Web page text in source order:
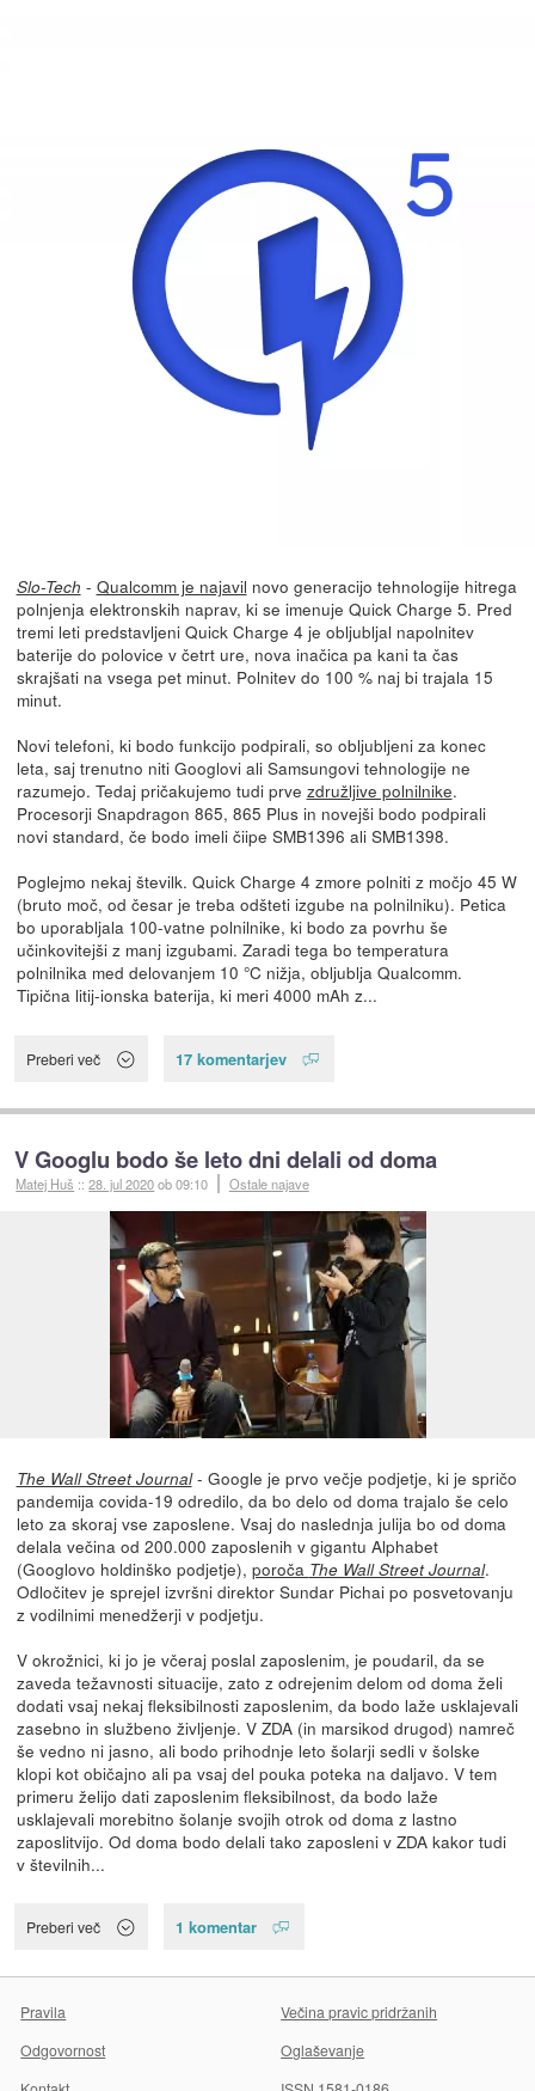
Slo-Tech - Qualcomm je najavil novo generacijo tehnologije hitrega
polnjenja elektronskih naprav, ki se imenuje Quick Charge 5. Pred
tremi leti predstavljeni Quick Charge 4 je obljubljal napolnitev
baterije do polovice v četrt ure, nova inačica pa kani ta čas
skrajšati na vsega pet minut. Polnitev do 100 % naj bi trajala 15
minut.
Novi telefoni, ki bodo funkcijo podpirali, so obljubljeni za konec
leta, saj trenutno niti Googlovi ali Samsungovi tehnologije ne
razumejo. Tedaj pričakujemo tudi prve združljive polnilnike.
Procesorji Snapdragon 865, 865 Plus in novejši bodo podpirali
novi standard, če bodo imeli čiipe SMB1396 ali SMB1398.
Poglejmo nekaj številk. Quick Charge 4 zmore polniti z močjo 45 W
(bruto moč, od česar je treba odšteti izgube na polnilniku). Petica
bo uporabljala 100-vatne polnilnike, ki bodo za povrhu še
učinkovitejši z manj izgubami. Zaradi tega bo temperatura
polnilnika med delovanjem 10 °C nižja, obljublja Qualcomm.
Tipična litij-ionska baterija, ki meri 4000 mAh z...
Preberi več 17 komentarjev
V Googlu bodo še leto dni delali od doma
Matej Huš ::28. jul 2020ob 09:10 Ostale najave
The Wall Street Journal- Google je prvo večje podjetje, ki je spričo
pandemija covida-19 odredilo, da bo delo od doma trajalo še celo
leto za skoraj vse zaposlene. Vsaj do naslednja julija bo od doma
delala večina od 200.000 zaposlenih v gigantu Alphabet
(Googlovo holdinško podjetje), poroča The Wall Street Journal.
Odločitev je sprejel izvršni direktor Sundar Pichai po posvetovanju
z vodilnimi menedžerji v podjetju.
V okrožnici, ki jo je včeraj poslal zaposlenim, je poudaril, da se
zaveda težavnosti situacije, zato z odrejenim delom od doma želi
dodati vsaj nekaj fleksibilnosti zaposlenim, da bodo laže usklajevali
zasebno in službeno življenje. V ZDA (in marsikod drugod) namreč
še vedno ni jasno, ali bodo prihodnje leto šolarji sedli v šolske
klopi kot običajno ali pa vsaj del pouka poteka na daljavo. V tem
primeru želijo dati zaposlenim fleksibilnost, da bodo laže
usklajevali morebitno šolanje svojih otrok od doma z lastno
zaposlitvijo. Od doma bodo delali tako zaposleni v ZDA kakor tudi
v številnih...
Preberi več 1 komentar
Pravila
Večina pravic pridržanih
Odgovornost
Oglaševanje